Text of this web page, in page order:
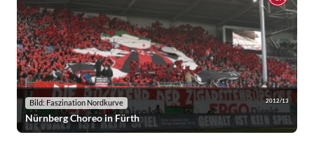
Bild: Faszination Nordkurve 2012/13
Nürnberg Choreo in Fürth